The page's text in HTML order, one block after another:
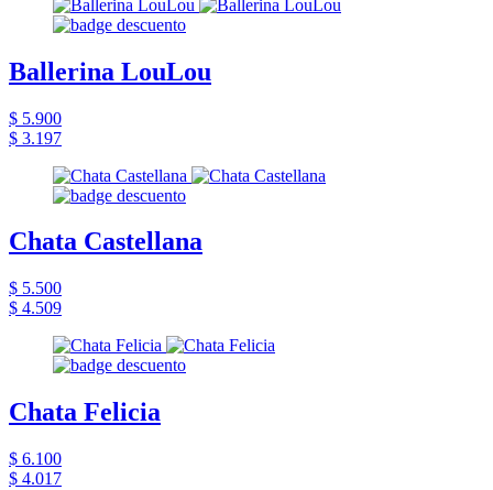
Ballerina LouLou
$ 5.900
$ 3.197
Chata Castellana
$ 5.500
$ 4.509
Chata Felicia
$ 6.100
$ 4.017